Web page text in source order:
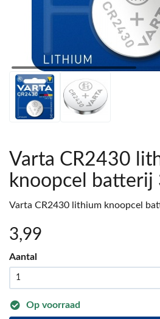
Varta CR2430
knoopcel batterij
Varta CR2430 lithium knoopcel
3,99
Aantal
Op voorraad